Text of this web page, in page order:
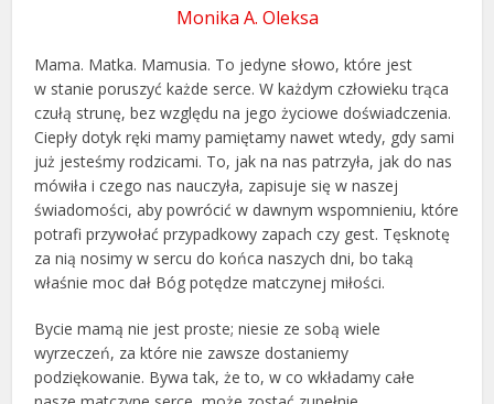
Monika A. Oleksa
Mama. Matka. Mamusia. To jedyne słowo, które jest
w stanie poruszyć każde serce. W każdym człowieku trąca
czułą strunę, bez względu na jego życiowe doświadczenia.
Ciepły dotyk ręki mamy pamiętamy nawet wtedy, gdy sami
już jesteśmy rodzicami. To, jak na nas patrzyła, jak do nas
mówiła i czego nas nauczyła, zapisuje się w naszej
świadomości, aby powrócić w dawnym wspomnieniu, które
potrafi przywołać przypadkowy zapach czy gest. Tęsknotę
za nią nosimy w sercu do końca naszych dni, bo taką
właśnie moc dał Bóg potędze matczynej miłości.
Bycie mamą nie jest proste; niesie ze sobą wiele
wyrzeczeń, za które nie zawsze dostaniemy
podziękowanie. Bywa tak, że to, w co wkładamy całe